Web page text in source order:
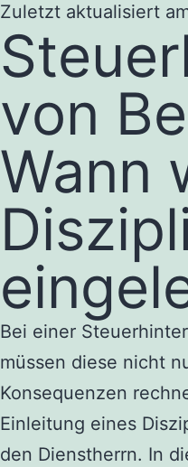
Zuletzt aktualisiert
von
Wann
Bei einer
müssen diese nicht
Konsequenzen
Einleitung eines
den Dienstherrn. In